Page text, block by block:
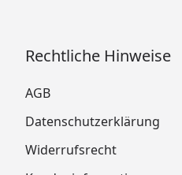
Rechtliche Hinweise
AGB
Datenschutzerklärung
Widerrufsrecht